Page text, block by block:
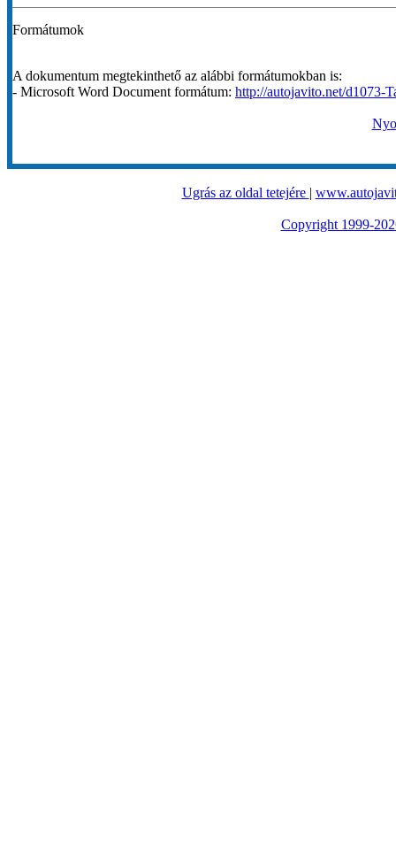
Formátumok
A dokumentum megtekinthető az alábbi formátumokban is:
- Microsoft Word Document formátum: http://autojavito.net/d1073-
Ugrás az oldal tetejére |
Copyright 1999-